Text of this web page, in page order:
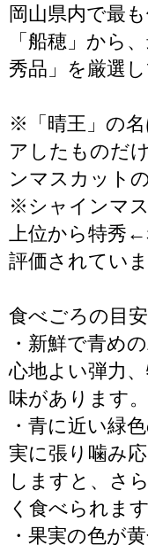
岡山県内で最
「船穂」から
秀品」を厳選
※「晴王」の名
アしたものだ
ンマスカット
※シャインマ
上位から特秀
評価されていま
食べごろの目安
・新鮮で青め
心地よい弾力
味があります。
・青に近い緑
実に張り噛み
しますと、さ
く食べられます
・果実の色が